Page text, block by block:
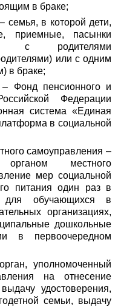
в браке;
семья, в которой дети,
приемные, пасынки
с родителями
или с одним
в браке;
Фонд пенсионного и
Федерации
система «Единая
в социальной
самоуправления –
местного
мер социальной
питания один раз в
обучающихся в
организациях,
дошкольные
в первоочередном
уполномоченный
на отнесение
удостоверения,
семьи, выдачу